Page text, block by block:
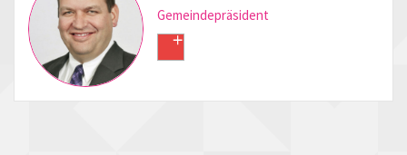
Gemeindepräsident